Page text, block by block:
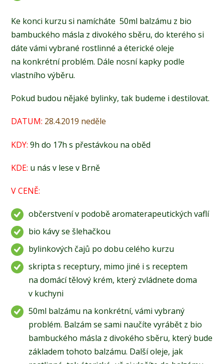
Ke konci kurzu si namícháte 50ml balzámu z bio
bambuckého másla z divokého sběru, do kterého si
dáte vámi vybrané rostlinné a éterické oleje
na konkrétní problém. Dále nosní kapky podle
vlastního výběru.
Pokud budou nějaké bylinky, tak budeme i destilovat.
DATUM: 28.4.2019 neděle
KDY: 9h do 17h s přestávkou na oběd
KDE: u nás v lese v Brně
V CENĚ:
občerstvení v podobě aromaterapeutických vaflí
bio kávy se šlehačkou
bylinkových čajů po dobu celého kurzu
skripta s receptury, mimo jiné i s receptem
na domácí tělový krém, který zvládnete doma
v kuchyni
50ml balzámu na konkrétní, vámi vybraný
problém. Balzám se sami naučíte vyrábět z bio
bambuckého másla z divokého sběru, který bude
základem tohoto balzámu. Další oleje, jak